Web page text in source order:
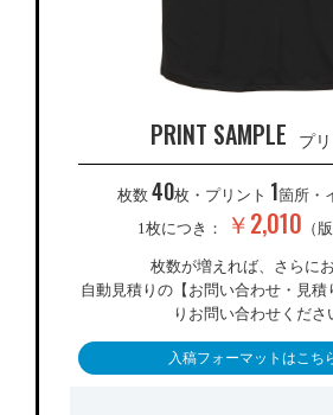
PRINT SAMPLE プ
枚数 40枚・プリント 1箇所・
1枚につき：
￥2,010 （
枚数が増えれば、さらに
自動見積りの【お問い合わせ・見積
りお問い合わせくださ
入稿フォーマットはこち